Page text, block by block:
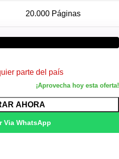
20.000 Páginas
parte del país
AHORA
Via WhatsApp